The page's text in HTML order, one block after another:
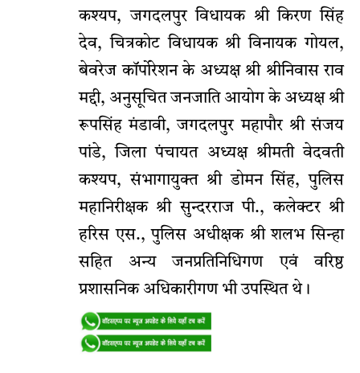
कश्यप, जगदलपुर विधायक श्री किरण सिंह
देव, चित्रकोट विधायक श्री विनायक गोयल,
बेवरेज कॉर्पोरेशन के अध्यक्ष श्री श्रीनिवास राव
मद्दी, अनुसूचित जनजाति आयोग के अध्यक्ष श्री
रूपसिंह मंडावी, जगदलपुर महापौर श्री संजय
पांडे, जिला पंचायत अध्यक्ष श्रीमती वेदवती
कश्यप, संभागायुक्त श्री डोमन सिंह, पुलिस
महानिरीक्षक श्री सुन्दरराज पी., कलेक्टर श्री
हरिस एस., पुलिस अधीक्षक श्री शलभ सिन्हा
सहित अन्य जनप्रतिनिधिगण एवं वरिष्ठ
प्रशासनिक अधिकारीगण भी उपस्थित थे।